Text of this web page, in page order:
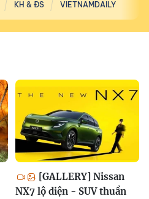
KH & ĐS VIETNAMDAILY
[GALLERY] Nissan
NX7 lộ diện - SUV thuần